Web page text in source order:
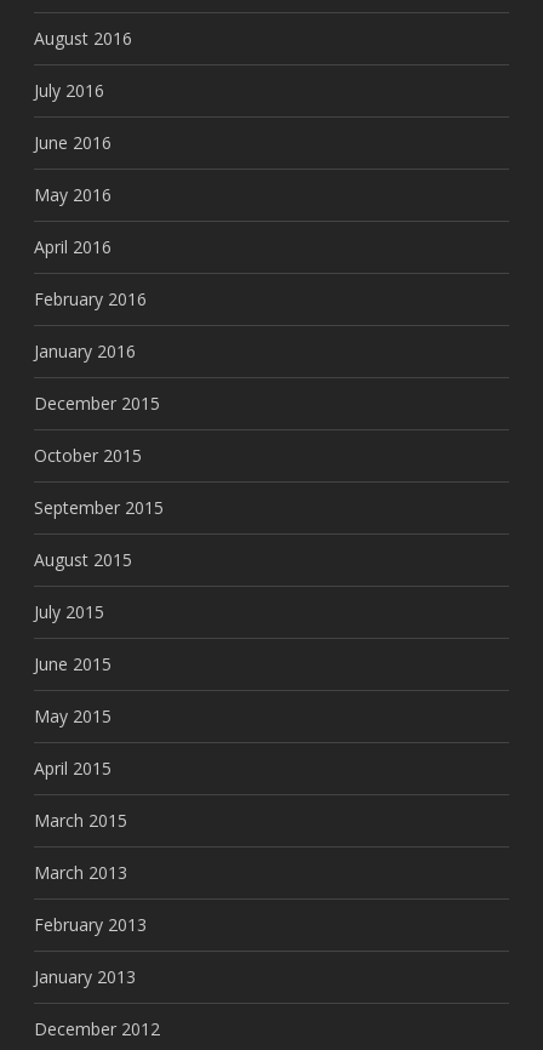
August 2016
July 2016
June 2016
May 2016
April 2016
February 2016
January 2016
December 2015
October 2015
September 2015
August 2015
July 2015
June 2015
May 2015
April 2015
March 2015
March 2013
February 2013
January 2013
December 2012